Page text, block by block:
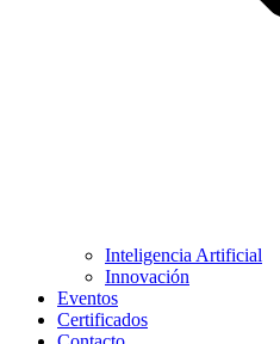
Inteligencia Artificial
Innovación
Eventos
Certificados